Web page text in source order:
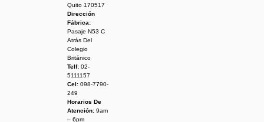
Quito 170517
Dirección
Fábrica:
Pasaje N53 C
Atrás Del
Colegio
Británico
Telf:02-
5111157
Cel:098-7790-
249
Horarios De
Atención: 9am
– 6pm